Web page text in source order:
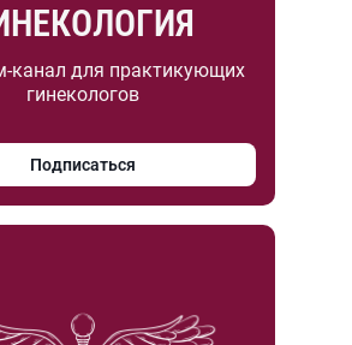
канал для практикующих
гинекологов
Подписаться